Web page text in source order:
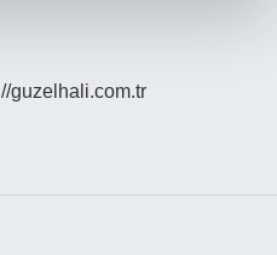
guzelhali.com.tr